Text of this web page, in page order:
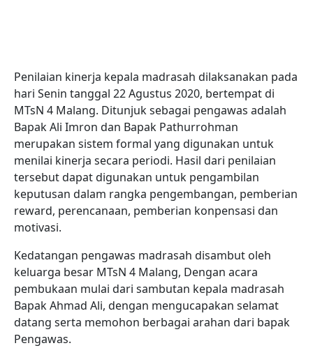
Penilaian kinerja kepala madrasah dilaksanakan pada
hari Senin tanggal 22 Agustus 2020, bertempat di
MTsN 4 Malang. Ditunjuk sebagai pengawas adalah
Bapak Ali Imron dan Bapak Pathurrohman
merupakan sistem formal yang digunakan untuk
menilai kinerja secara periodi. Hasil dari penilaian
tersebut dapat digunakan untuk pengambilan
keputusan dalam rangka pengembangan, pemberian
reward, perencanaan, pemberian konpensasi dan
motivasi.
Kedatangan pengawas madrasah disambut oleh
keluarga besar MTsN 4 Malang, Dengan acara
pembukaan mulai dari sambutan kepala madrasah
Bapak Ahmad Ali, dengan mengucapakan selamat
datang serta memohon berbagai arahan dari bapak
Pengawas.